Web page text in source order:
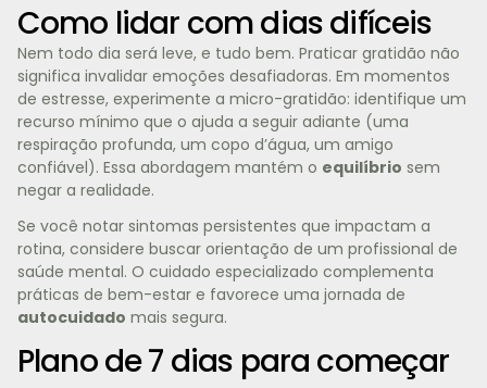
Como lidar com dias difíceis
Nem todo dia será leve, e tudo bem. Praticar gratidão não
significa invalidar emoções desafiadoras. Em momentos
de estresse, experimente a micro-gratidão: identifique um
recurso mínimo que o ajuda a seguir adiante (uma
respiração profunda, um copo d’água, um amigo
confiável). Essa abordagem mantém o equilíbrio sem
negar a realidade.
Se você notar sintomas persistentes que impactam a
rotina, considere buscar orientação de um profissional de
saúde mental. O cuidado especializado complementa
práticas de bem-estar e favorece uma jornada de
autocuidado mais segura.
Plano de 7 dias para começar